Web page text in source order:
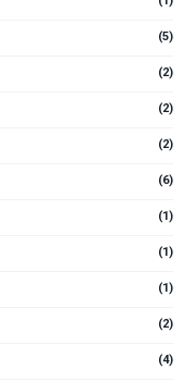
(5)
(2)
(2)
(2)
(6)
(1)
(1)
(1)
(2)
(4)